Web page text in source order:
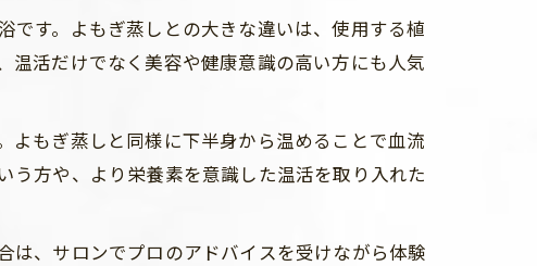
す。よもぎ蒸しとの大きな違いは、使用する植
活だけでなく美容や健康意識の高い方にも人気
よもぎ蒸しと同様に下半身から温めることで血流
う方や、より栄養素を意識した温活を取り入れた
は、サロンでプロのアドバイスを受けながら体験